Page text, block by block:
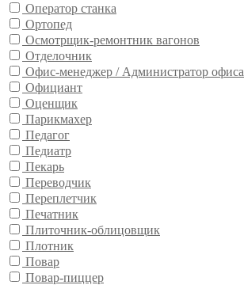
Оператор станка
Ортопед
Осмотрщик-ремонтник вагонов
Отделочник
Офис-менеджер / Администратор офиса
Официант
Оценщик
Парикмахер
Педагог
Педиатр
Пекарь
Переводчик
Переплетчик
Печатник
Плиточник-облицовщик
Плотник
Повар
Повар-пиццер